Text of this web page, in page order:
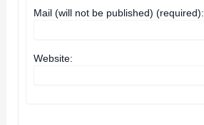
Mail (will not be published) (required):
Website: